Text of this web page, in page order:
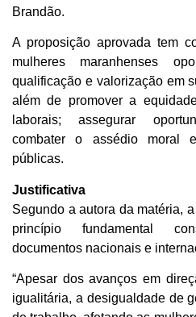
Brandão.
A proposição aprovada tem
mulheres maranhenses
qualificação e valorização em
além de promover a
laborais; assegurar
combater o assédio moral
públicas.
Justificativa
Segundo a autora da matéria,
princípio fundamental
documentos nacionais e
“Apesar dos avanços em
igualitária, a desigualdade de